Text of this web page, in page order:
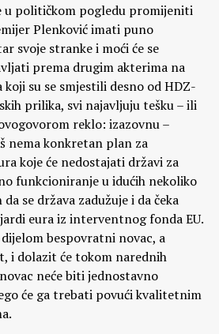
u političkom pogledu promijeniti
Plenković imati puno
svoje stranke i moći će se
prema drugim akterima na
su se smjestili desno od HDZ-
prilika, svi najavljuju tešku – ili
reklo: izazovnu –
nema konkretan plan za
koje će nedostajati državi za
funkcioniranje u idućih nekoliko
se država zadužuje i da čeka
eura iz interventnog fonda EU.
bespovratni novac, a
i dolazit će tokom narednih
neće biti jednostavno
će ga trebati povući kvalitetnim